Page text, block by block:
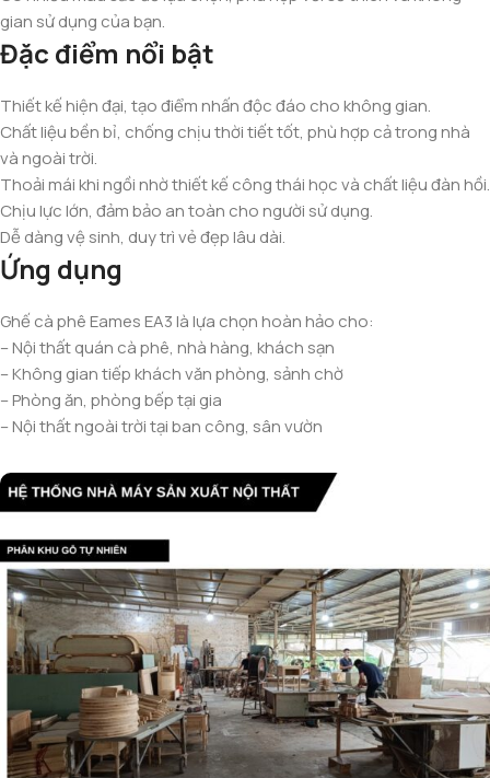
gian sử dụng của bạn.
Đặc điểm nổi bật
Thiết kế hiện đại, tạo điểm nhấn độc đáo cho không gian.
Chất liệu bền bỉ, chống chịu thời tiết tốt, phù hợp cả trong nhà
và ngoài trời.
Thoải mái khi ngồi nhờ thiết kế công thái học và chất liệu đàn hồi.
Chịu lực lớn, đảm bảo an toàn cho người sử dụng.
Dễ dàng vệ sinh, duy trì vẻ đẹp lâu dài.
Ứng dụng
Ghế cà phê Eames EA3 là lựa chọn hoàn hảo cho:
– Nội thất quán cà phê, nhà hàng, khách sạn
– Không gian tiếp khách văn phòng, sảnh chờ
– Phòng ăn, phòng bếp tại gia
– Nội thất ngoài trời tại ban công, sân vườn